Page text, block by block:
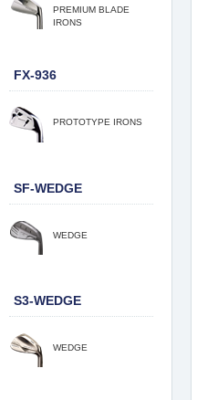
PREMIUM BLADE
IRONS
FX-936
PROTOTYPE IRONS
SF-WEDGE
WEDGE
S3-WEDGE
WEDGE